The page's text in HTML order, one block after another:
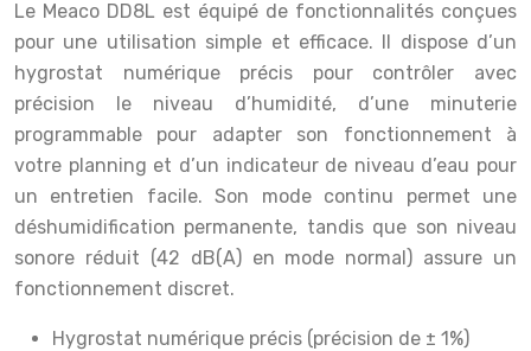
Le Meaco DD8L est équipé de fonctionnalités conçues
pour une utilisation simple et efficace. Il dispose d’un
hygrostat numérique précis pour contrôler avec
précision le niveau d’humidité, d’une minuterie
programmable pour adapter son fonctionnement à
votre planning et d’un indicateur de niveau d’eau pour
un entretien facile. Son mode continu permet une
déshumidification permanente, tandis que son niveau
sonore réduit (42 dB(A) en mode normal) assure un
fonctionnement discret.
Hygrostat numérique précis (précision de ± 1%)